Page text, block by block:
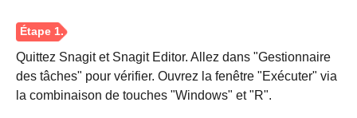
Quittez Snagit et Snagit Editor. Allez dans "Gestionnaire
des tâches" pour vérifier. Ouvrez la fenêtre "Exécuter" via
la combinaison de touches "Windows" et "R".